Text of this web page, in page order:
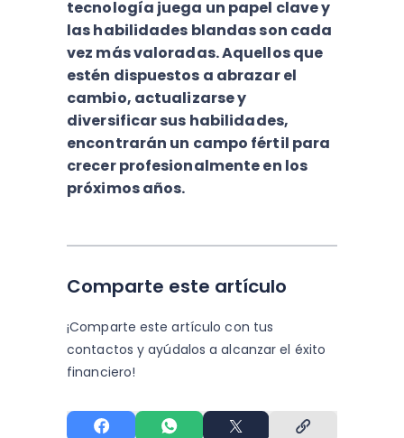
tecnología juega un papel clave y
las habilidades blandas son cada
vez más valoradas. Aquellos que
estén dispuestos a abrazar el
cambio, actualizarse y
diversificar sus habilidades,
encontrarán un campo fértil para
crecer profesionalmente en los
próximos años.
Comparte este artículo
¡Comparte este artículo con tus
contactos y ayúdalos a alcanzar el éxito
financiero!